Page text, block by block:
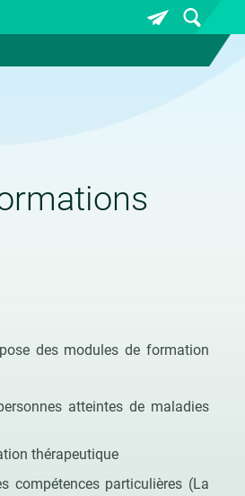
des modules de formation
atteintes de maladies
thérapeutique
compétences particulières (La